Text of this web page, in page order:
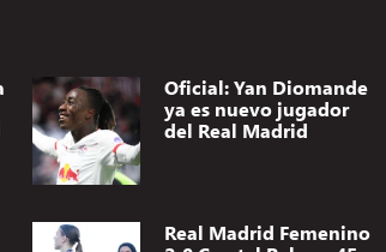
Oficial: Yan Diomande
ya es nuevo jugador
del Real Madrid
Real Madrid Femenino